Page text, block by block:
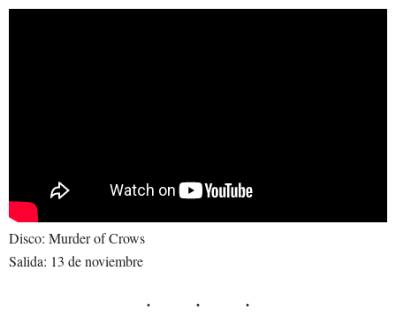
Disco: Murder of Crows
Salida: 13 de noviembre